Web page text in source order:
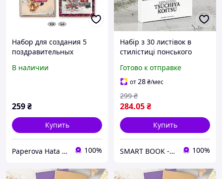
Набор для создания 5
поздравительных
Christmas", 15х15см.
В наличии
259₴
Купить
Paperova Hata интернет-магазин 100%
Набір з 30 листівок в
стилістиці понського
фотографії, листівки -
вітальні листівки
Готово к отправке
от28₴/мес
284.05₴
299 ₴
Купить
SMART BOOK - Книги, комікси 100%